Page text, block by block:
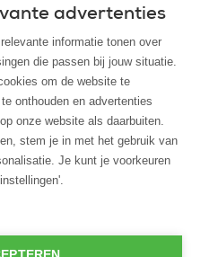
advertenties
informatie tonen over
die passen bij jouw situatie.
om de website te
onthouden en advertenties
onze website als daarbuiten.
stem je in met het gebruik van
Je kunt je voorkeuren